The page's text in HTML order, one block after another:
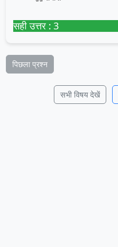
सही उत्तर : 3
पिछला प्रश्न
सभी विषय देखें